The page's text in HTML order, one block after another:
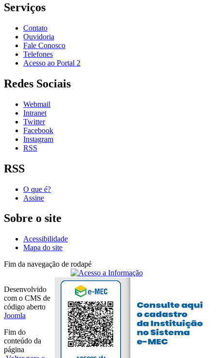
Serviços
Contato
Ouvidoria
Fale Conosco
Telefones
Acesso ao Portal 2
Redes Sociais
Webmail
Intranet
Twitter
Facebook
Instagram
RSS
RSS
O que é?
Assine
Sobre o site
Acessibilidade
Mapa do site
Fim da navegação de rodapé
Desenvolvido
com o CMS de
código aberto
Joomla
Fim do
conteúdo da
página